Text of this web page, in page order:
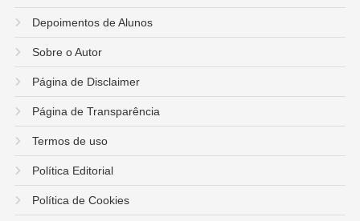
Depoimentos de Alunos
Sobre o Autor
Página de Disclaimer
Página de Transparência
Termos de uso
Política Editorial
Política de Cookies